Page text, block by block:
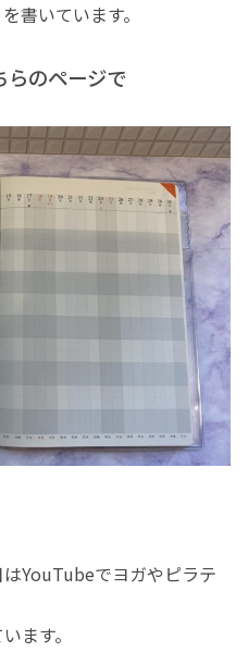
書いています。
らのページで
YouTubeでヨガやピラテ
ます。